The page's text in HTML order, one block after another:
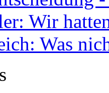
Wir
Was